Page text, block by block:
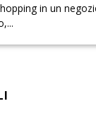
in un